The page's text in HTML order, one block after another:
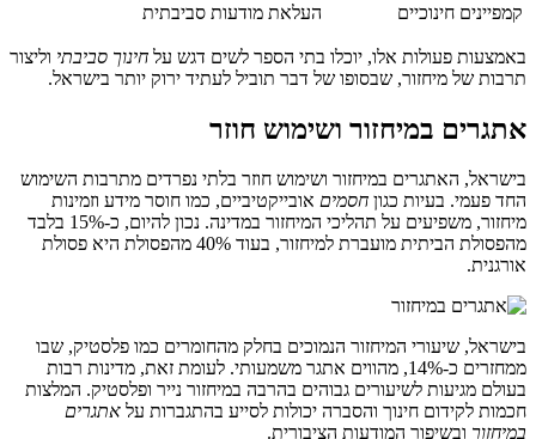
קמפיינים חינוכיים
העלאת מודעות סביבתית
באמצעות פעולות אלו, יוכלו בתי הספר לשים דגש על חינוך סביבתי וליצור
תרבות של מיחזור, שבסופו של דבר תוביל לעתיד ירוק יותר בישראל.
אתגרים במיחזור ושימוש חוזר
בישראל, האתגרים במיחזור ושימוש חוזר בלתי נפרדים מתרבות השימוש
החד פעמי. בעיות כגון חסמים אובייקטיביים, כמו חוסר מידע וזמינות
מיחזור, משפיעים על תהליכי המיחזור במדינה. נכון להיום, כ-15% בלבד
מהפסולת הביתית מועברת למיחזור, בעוד 40% מהפסולת היא פסולת
אורגנית.
בישראל, שיעורי המיחזור הנמוכים בחלק מהחומרים כמו פלסטיק, שבו
ממחזרים כ-14%, מהווים אתגר משמעותי. לעומת זאת, מדינות רבות
בעולם מגיעות לשיעורים גבוהים בהרבה במיחזור נייר ופלסטיק. המלצות
חכמות לקידום חינוך והסברה יכולות לסייע בהתגברות על אתגרים
במיחזור ובשיפור המודעות הציבורית.